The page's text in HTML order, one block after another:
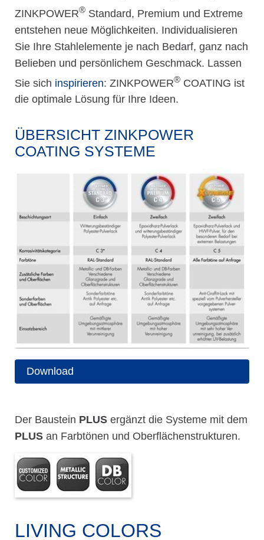
ZINKPOWER® Standard, Premium und Extreme
entstehen neue Möglichkeiten. Individualisieren
Sie Ihre Stahlelemente je nach Bedarf, ganz nach
Belieben und persönlichem Geschmack. Lassen
Sie sich inspirieren: ZINKPOWER® COATING ist
die optimale Lösung für Ihre Ideen.
ÜBERSICHT ZINKPOWER
COATING SYSTEME
Download
Der Baustein PLUS ergänzt die Systeme mit dem
PLUS an Farbtönen und Oberflächenstrukturen.
LIVING COLORS